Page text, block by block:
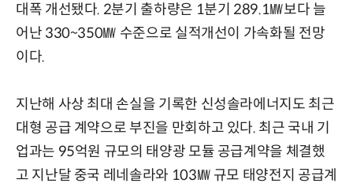
대폭 개선됐다. 2분기 출하량은 1분기 289.1㎿보다 늘
어난 330~350㎿ 수준으로 실적개선이 가속화될 전망
이다.
지난해 사상 최대 손실을 기록한 신성솔라에너지도 최근
대형 공급 계약으로 부진을 만회하고 있다. 최근 국내 기
업과는 95억원 규모의 태양광 모듈 공급계약을 체결했
고 지난달 중국 레네솔라와 103㎿ 규모 태양전지 공급계